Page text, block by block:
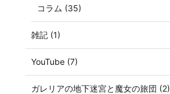
コラム (35)
雑記 (1)
YouTube (7)
ガレリアの地下迷宮と魔女の旅団 (2)